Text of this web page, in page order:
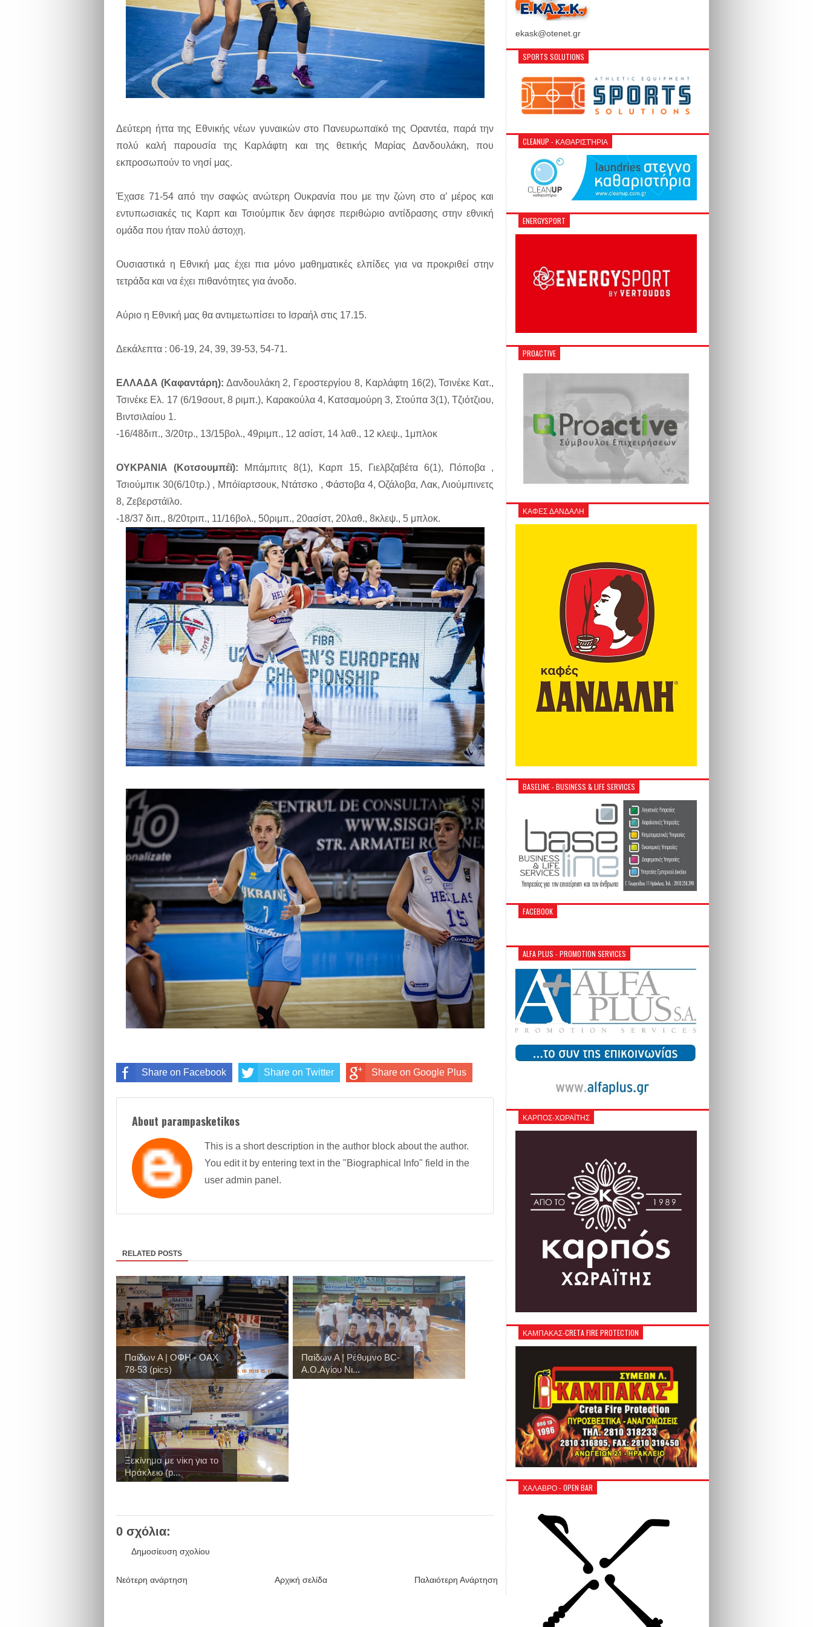
Δεύτερη ήττα της Εθνικής νέων γυναικών στο Πανευρωπαϊκό της Οραντέα, παρά την
πολύ καλή παρουσία της Καρλάφτη και της θετικής Μαρίας Δανδουλάκη, που
εκπροσωπούν το νησί μας.
Έχασε 71-54 από την σαφώς ανώτερη Ουκρανία που με την ζώνη στο α’ μέρος και
εντυπωσιακές τις Καρπ και Τσιούμπικ δεν άφησε περιθώριο αντίδρασης στην εθνική
ομάδα που ήταν πολύ άστοχη.
Ουσιαστικά η Εθνική μας έχει πια μόνο μαθηματικές ελπίδες για να προκριθεί στην
τετράδα και να έχει πιθανότητες για άνοδο.
Αύριο η Εθνική μας θα αντιμετωπίσει το Ισραήλ στις 17.15.
Δεκάλεπτα : 06-19, 24, 39, 39-53, 54-71.
ΕΛΛΑΔΑ (Καφαντάρη): Δανδουλάκη 2, Γεροστεργίου 8, Καρλάφτη 16(2), Τσινέκε Κατ.,
Τσινέκε Ελ. 17 (6/19σουτ, 8 ριμπ.), Καρακούλα 4, Κατσαμούρη 3, Στούπα 3(1), Τζιότζιου,
Βιντσιλαίου 1.
-16/48διπ., 3/20τρ., 13/15βολ., 49ριμπ., 12 ασίστ, 14 λαθ., 12 κλεψ., 1μπλοκ
ΟΥΚΡΑΝΙΑ (Κοτσουμπέϊ): Μπάμπιτς 8(1), Καρπ 15, Γιελβζαβέτα 6(1), Πόποβα ,
Τσιούμπικ 30(6/10τρ.) , Μπόϊαρτσουκ, Ντάτσκο , Φάστοβα 4, Οζάλοβα, Λακ, Λιούμπινετς
8, Ζεβερστάϊλο.
-18/37 διπ., 8/20τριπ., 11/16βολ., 50ριμπ., 20ασίστ, 20λαθ., 8κλεψ., 5 μπλοκ.
Share on Facebook Share on Twitter Share on Google Plus
About parampasketikos
This is a short description in the author block about the author.
You edit it by entering text in the "Biographical Info" field in the
user admin panel.
RELATED POSTS
Παίδων Α | ΟΦΗ - ΟΑΧ
78-53 (pics)
Παίδων Α | Ρέθυμνο BC-
Α.Ο.Αγίου Νι...
Ξεκίνημα με νίκη για το
Ηράκλειο (p...
0 σχόλια:
Δημοσίευση σχολίου
Νεότερη ανάρτηση Παλαιότερη Ανάρτηση
Αρχική σελίδα
ekask@otenet.gr
SPORTS SOLUTIONS
CLEANUP - ΚΑΘΑΡΙΣΤΉΡΙΑ
ENERGYSPORT
PROACTIVE
ΚΑΦΕΣ ΔΑΝΔΑΛΗ
BASELINE - BUSINESS & LIFE SERVICES
FACEBOOK
ALFA PLUS - PROMOTION SERVICES
ΚΑΡΠΟΣ-ΧΩΡΑΪΤΗΣ
ΚΑΜΠΑΚΑΣ-CRETA FIRE PROTECTION
ΧΑΛΑΒΡΟ - OPEN BAR